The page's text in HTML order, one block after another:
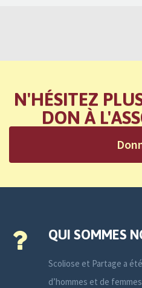
N'HÉSITEZ
DON À
QUI SOMMES
Scoliose et Partage a
d’hommes et de